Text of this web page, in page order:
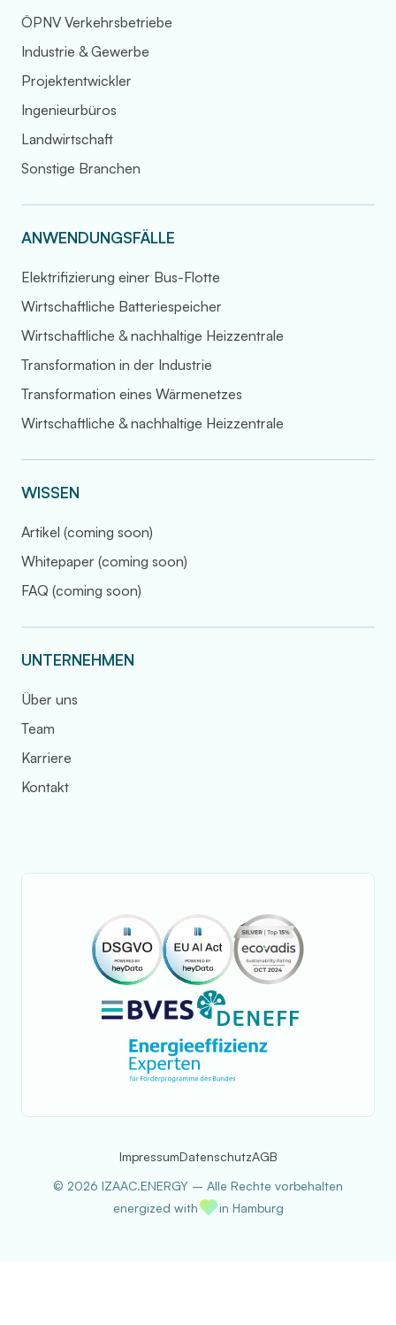
ÖPNV Verkehrsbetriebe
Industrie & Gewerbe
Projektentwickler
Ingenieurbüros
Landwirtschaft
Sonstige Branchen
ANWENDUNGSFÄLLE
Elektrifizierung einer Bus-Flotte
Wirtschaftliche Batteriespeicher
Wirtschaftliche & nachhaltige Heizzentrale
Transformation in der Industrie
Transformation eines Wärmenetzes
Wirtschaftliche & nachhaltige Heizzentrale
WISSEN
Artikel (coming soon)
Whitepaper (coming soon)
FAQ (coming soon)
UNTERNEHMEN
Über uns
Team
Karriere
Kontakt
© 2026 IZAAC.ENERGY – Alle Rechte vorbehalten
ImpressumDatenschutzAGB
energized with in Hamburg